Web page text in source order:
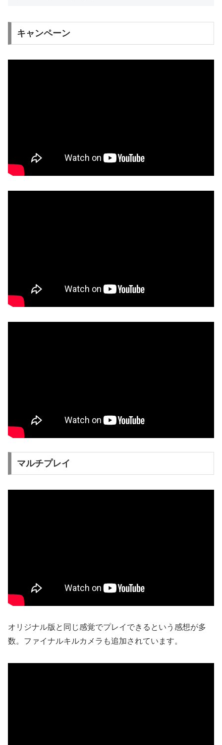
キャンペーン
マルチプレイ
オリジナル版と同じ感覚でプレイできるという感想が多
数。ファイナルキルカメラも追加されています。